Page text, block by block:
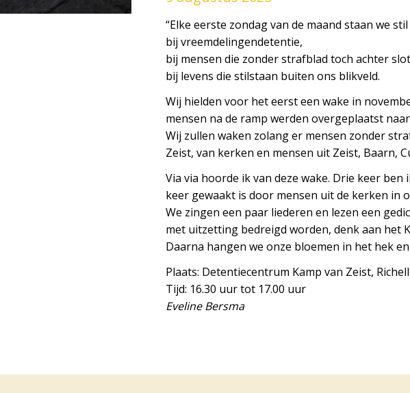
“Elke eerste zondag van de maand staan we stil
bij vreemdelingendetentie,
bij mensen die zonder strafblad toch achter
bij levens die stilstaan buiten ons blikveld.
Wij hielden voor het eerst een wake in
mensen na de ramp werden overgeplaatst
Wij zullen waken zolang er mensen zonder
Zeist, van kerken en mensen uit Zeist, Baarn,
Via via hoorde ik van deze wake. Drie keer
keer gewaakt is door mensen uit de kerken in
We zingen een paar liederen en lezen een
met uitzetting bedreigd worden, denk aan het
Daarna hangen we onze bloemen in het hek
Plaats: Detentiecentrum Kamp van Zeist,
Tijd: 16.30 uur tot 17.00 uur
Eveline Bersma